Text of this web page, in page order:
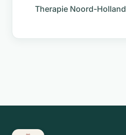
Therapie Noord-Holland